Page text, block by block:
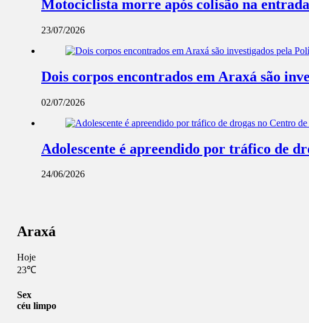
Motociclista morre após colisão na
23/07/2026
Dois corpos encontrados em Araxá são
02/07/2026
Adolescente é apreendido por tráfico de
24/06/2026
Araxá
Hoje
23℃
Sex
céu limpo